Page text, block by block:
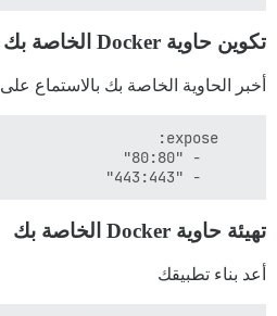
تكوين حاوية Docker الخاصة بك
أخبر الحاوية الخاصة بك بالاستماع على SSL
      - "443:443"
تهيئة حاوية Docker الخاصة بك
أعد بناء تطبيقك